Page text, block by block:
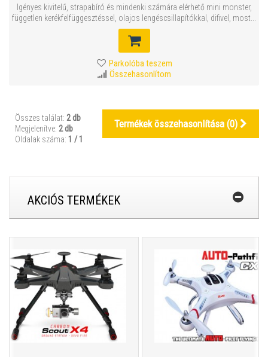
Igényes kivitelű, strapabíró és mindenki számára elérhető mini monster,
független kerékfelfüggesztéssel, olajos lengéscsillapítókkal, difivel, most...
Parkolóba teszem
Összehasonlítom
Összes találat: 2 db
Megjelenítve: 2 db
Oldalak száma: 1 / 1
Termékek összehasonlítása (0)
AKCIÓS TERMÉKEK